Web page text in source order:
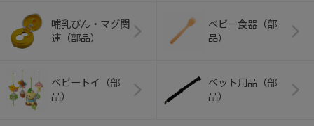
哺乳びん・マグ関
連（部品）
ベビー食器（部
品）
ベビートイ（部
品）
ペット用品（部
品）